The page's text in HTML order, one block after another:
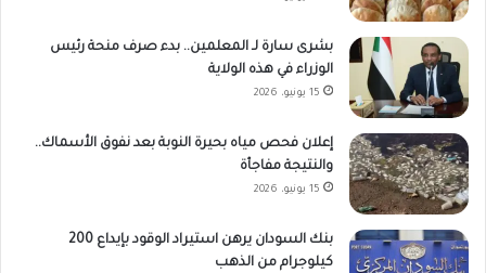
بشرى سارة لـ المعلمين.. بدء صرف منحة رئيس
الوزراء في هذه الولاية
15 يونيو، 2026
إعلان فحص مياه بحيرة النوبة بعد نفوق الأسماك..
والنتيجة مفاجأة
15 يونيو، 2026
بنك السودان يرهن استيراد الوقود بإيداع 200
كيلوجرام من الذهب